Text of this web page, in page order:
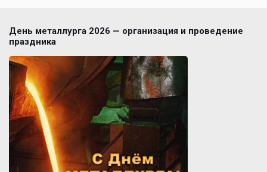
День металлурга 2026 — организация и проведение
праздника